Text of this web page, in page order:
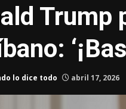
Trump
lo dice todo abril 17, 2026